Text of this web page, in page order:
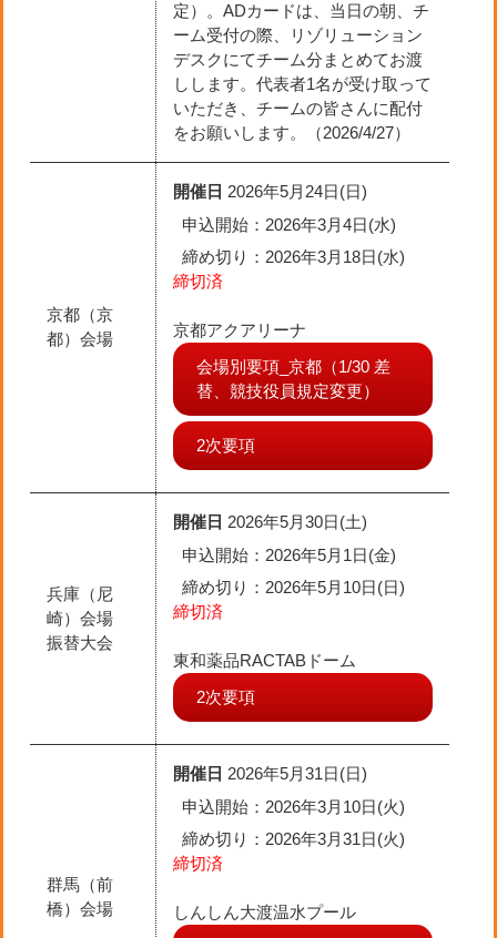
定）。ADカードは、当日の朝、チ
ーム受付の際、リゾリューション
デスクにてチーム分まとめてお渡
しします。代表者1名が受け取って
いただき、チームの皆さんに配付
をお願いします。（2026/4/27）
京都（京
都）会場
開催日 2026年5月24日(日)
申込開始：2026年3月4日(水)
締め切り ：2026年3月18日(水)
締切済
京都アクアリーナ
会場別要項_京都（1/30 差
替、競技役員規定変更）
2次要項
兵庫（尼
崎）会場
振替大会
開催日 2026年5月30日(土)
申込開始：2026年5月1日(金)
締め切り ：2026年5月10日(日)
締切済
東和薬品RACTABドーム
2次要項
群馬（前
橋）会場
開催日 2026年5月31日(日)
申込開始：2026年3月10日(火)
締め切り ：2026年3月31日(火)
締切済
しんしん大渡温水プール